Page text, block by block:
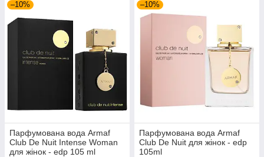
–10%
Парфумована вода Armaf
Club De Nuit Intense Woman
для жінок - edp 105 ml
–10%
Парфумована вода Armaf
Club De Nuit для жінок - edp
105ml